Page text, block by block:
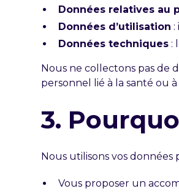
Données relatives au
Données d’utilisation :
Données techniques :
Nous ne collectons pas de
personnel lié à la santé ou
3.
Nous utilisons vos données
Vous proposer un